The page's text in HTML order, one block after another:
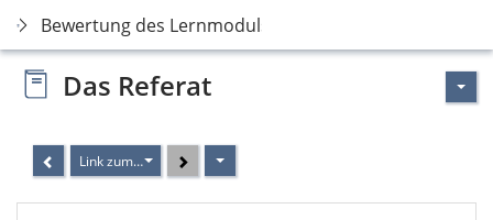
Bewertung des Lernmoduls
Das Referat
Link zum Fragebogen